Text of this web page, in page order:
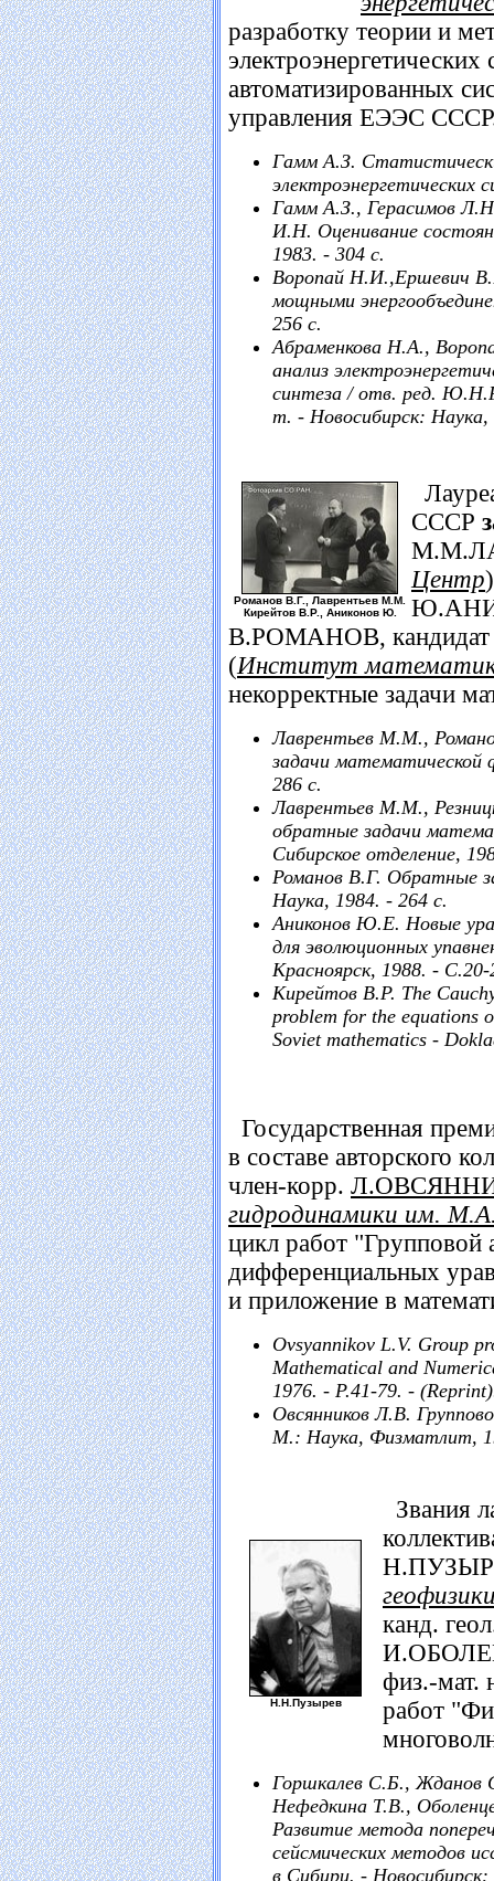
разработку теории и
автоматизированных
управления ЕЭЭС
Гамм А.З.
Гамм А.З., Герасимов
И.Н. Оценивание
1983. - 304 с.
Воропай Н.И.,Ершевич
мощными
256 с.
Абраменкова Н.А.,
анализ
синтеза / отв. ред.
т. - Новосибирск: Наука,
Романов В.Г., Лаврентьев М.М.
Кирейтов В.Р., Аниконов Ю.
СССР
Центр
В.РОМАНОВ,
(Институт
некорректные задачи
Лаврентьев М.М.,
задачи математической
286 с.
Лаврентьев М.М.,
обратные задачи
Сибирское отделение,
Романов В.Г. Обратные
Наука, 1984. - 264 с.
Аниконов Ю.Е. Новые
для эволюционных
Красноярск, 1988. - С.20-
Кирейтов В.Р. The
problem for the equations
Soviet mathematics -
Государственная
в составе авторского
член-корр.
гидродинамики им.
цикл работ "Групповой
дифференциальных
и приложение в
Ovsyannikov L.V. Group
Mathematical and
1976. - P.41-79. -
Овсянников Л.В.
М.: Наука, Физматлит,
Н.Н.Пузырев
Звания
канд.
физ.-
работ
Горшкалев С.Б., Жданов
Нефедкина Т.В.,
Развитие метода
сейсмических методов
в Сибири. -